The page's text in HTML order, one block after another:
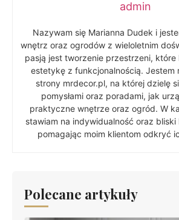
admin
Nazywam się Marianna Dudek i
wnętrz oraz ogrodów z wieloletnim
pasją jest tworzenie przestrzeni, które
estetykę z funkcjonalnością. Jestem
strony mrdecor.pl, na której dzielę
pomysłami oraz poradami, jak
praktyczne wnętrze oraz ogród. W
stawiam na indywidualność oraz
pomagając moim klientom odkryć
Polecane artykuły